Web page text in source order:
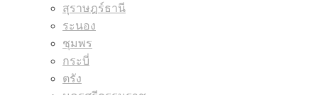
สุราษฎร์ธานี
ระนอง
ชุมพร
กระบี่
ตรัง